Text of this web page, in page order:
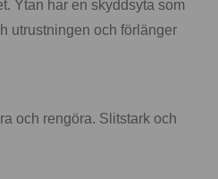
Ytan har en skyddsyta som
utrustningen och förlänger
och rengöra. Slitstark och